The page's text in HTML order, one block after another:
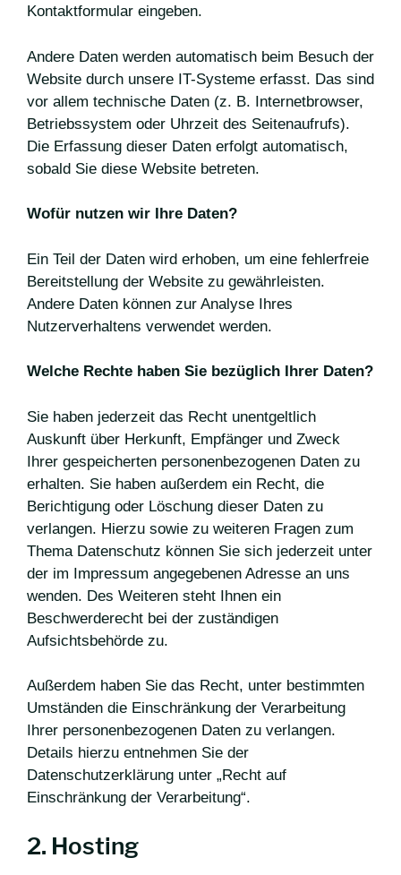
Kontaktformular eingeben.
Andere Daten werden automatisch beim Besuch der
Website durch unsere IT-Systeme erfasst. Das sind
vor allem technische Daten (z. B. Internetbrowser,
Betriebssystem oder Uhrzeit des Seitenaufrufs).
Die Erfassung dieser Daten erfolgt automatisch,
sobald Sie diese Website betreten.
Wofür nutzen wir Ihre Daten?
Ein Teil der Daten wird erhoben, um eine fehlerfreie
Bereitstellung der Website zu gewährleisten.
Andere Daten können zur Analyse Ihres
Nutzerverhaltens verwendet werden.
Welche Rechte haben Sie bezüglich Ihrer Daten?
Sie haben jederzeit das Recht unentgeltlich
Auskunft über Herkunft, Empfänger und Zweck
Ihrer gespeicherten personenbezogenen Daten zu
erhalten. Sie haben außerdem ein Recht, die
Berichtigung oder Löschung dieser Daten zu
verlangen. Hierzu sowie zu weiteren Fragen zum
Thema Datenschutz können Sie sich jederzeit unter
der im Impressum angegebenen Adresse an uns
wenden. Des Weiteren steht Ihnen ein
Beschwerderecht bei der zuständigen
Aufsichtsbehörde zu.
Außerdem haben Sie das Recht, unter bestimmten
Umständen die Einschränkung der Verarbeitung
Ihrer personenbezogenen Daten zu verlangen.
Details hierzu entnehmen Sie der
Datenschutzerklärung unter „Recht auf
Einschränkung der Verarbeitung“.
2. Hosting